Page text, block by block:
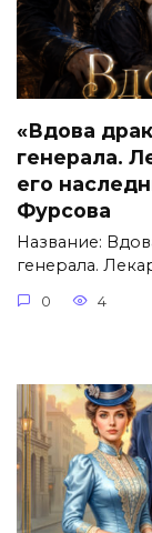
«Вдова
генерала.
его
Фурсова
Название:
генерала.
0 4